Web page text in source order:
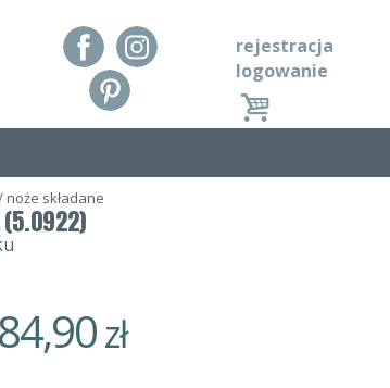
rejestracja
logowanie
noże składane
(5.0922)
84,90zł